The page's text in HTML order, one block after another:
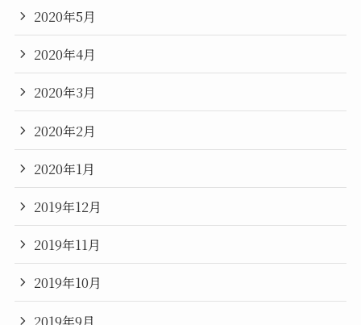
2020年5月
2020年4月
2020年3月
2020年2月
2020年1月
2019年12月
2019年11月
2019年10月
2019年9月